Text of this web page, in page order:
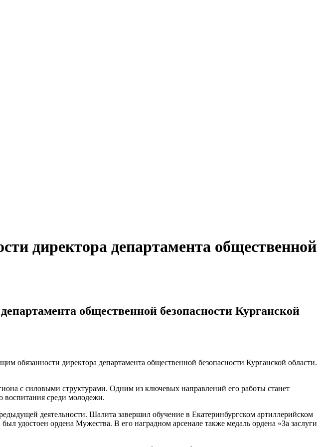
директора департамента общественной
общественной безопасности Курганской
директора департамента общественной безопасности Курганской области.
с силовыми структурами. Одним из ключевых направлений его работы станет
воспитания среди молодежи.
деятельности. Шалита завершил обучение в Екатеринбургском артиллерийском
удостоен ордена Мужества. В его наградном арсенале также медаль ордена «За заслуги